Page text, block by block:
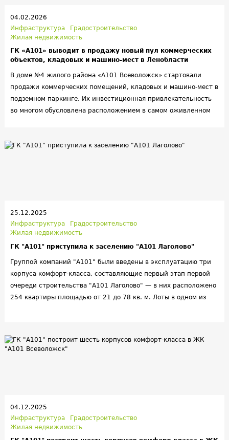
04.02.2026
Инфраструктура
Градостроительство
Жилая недвижимость
ГК «А101» выводит в продажу новый пул коммерческих
объектов, кладовых и машино-мест в Ленобласти
В доме №4 жилого района «А101 Всеволожск» стартовали
продажи коммерческих помещений, кладовых и машино-мест в
подземном паркинге. Их инвестиционная привлекательность
во многом обусловлена расположением в самом оживленном
25.12.2025
Инфраструктура
Градостроительство
Жилая недвижимость
ГК "А101" приступила к заселению "А101 Лаголово"
Группой компаний "А101" были введены в эксплуатацию три
корпуса комфорт-класса, составляющие первый этап первой
очереди строительства "А101 Лаголово" — в них расположено
254 квартиры площадью от 21 до 78 кв. м. Лоты в одном из
04.12.2025
Инфраструктура
Градостроительство
Жилая недвижимость